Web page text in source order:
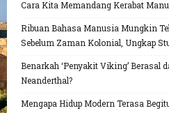
Cara Kita Memandang Kerabat
Ribuan Bahasa Manusia Mungkin
Sebelum Zaman Kolonial, Ungkap
Benarkah ‘Penyakit Viking’ Berasal
Neanderthal?
Mengapa Hidup Modern Terasa